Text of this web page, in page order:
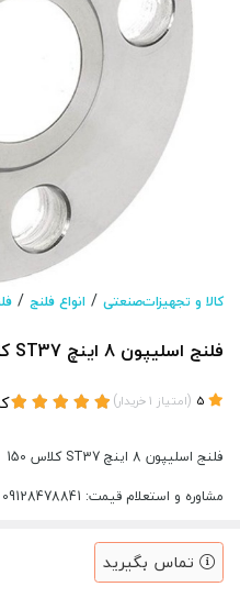
کالا و تجهیزات‌صنعتی / انواع فلنج /
فلنج اسلیپون 8 اینچ ST37 کلاس 150
(امتیاز 1خریدار)
فلنج اسلیپون 8 اینچ ST37 کلاس 150
مشاوره و استعلام قیمت: 09128478841
تماس بگیرید